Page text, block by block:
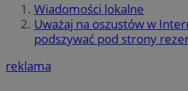
Wiadomości lokalne
Uważaj na oszustów w
podszywać pod strony
reklama